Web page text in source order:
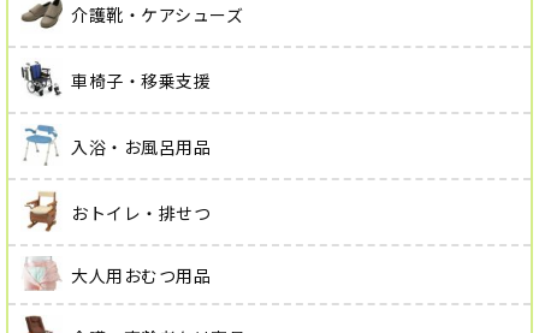
介護靴・ケアシューズ
車椅子・移乗支援
入浴・お風呂用品
おトイレ・排せつ
大人用おむつ用品